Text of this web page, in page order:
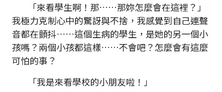
「來看學生啊！那……那妳怎麼會在這裡？」
我極力克制心中的驚訝與不捨，我感覺到自己連聲
音都在顫抖……這個生病的學生，是她的另一個小
孩嗎？兩個小孩都這樣……不會吧？怎麼會有這麼
可怕的事？
「我是來看學校的小朋友啦！」